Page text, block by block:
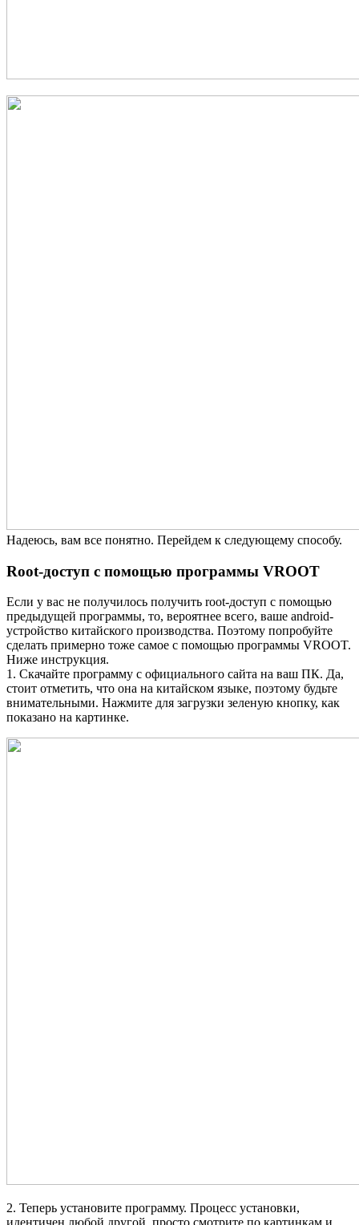
Надеюсь, вам все понятно. Перейдем к следующему способу.
Root-доступ с помощью программы VROOT
Если у вас не получилось получить root-доступ с помощью
предыдущей программы, то, вероятнее всего, ваше android-
устройство китайского производства. Поэтому попробуйте
сделать примерно тоже самое с помощью программы VROOT.
Ниже инструкция.
1. Скачайте программу c официального сайта на ваш ПК. Да,
стоит отметить, что она на китайском языке, поэтому будьте
внимательными. Нажмите для загрузки зеленую кнопку, как
показано на картинке.
2. Теперь установите программу. Процесс установки,